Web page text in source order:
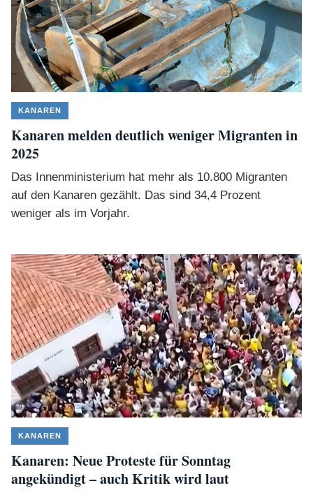
KANAREN
Kanaren melden deutlich weniger Migranten in
2025
Das Innenministerium hat mehr als 10.800 Migranten
auf den Kanaren gezählt. Das sind 34,4 Prozent
weniger als im Vorjahr.
KANAREN
Kanaren: Neue Proteste für Sonntag
angekündigt – auch Kritik wird laut